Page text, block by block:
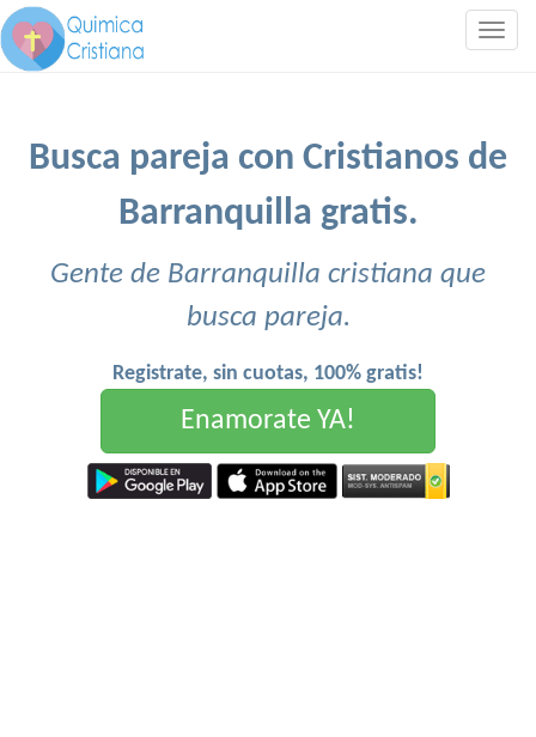
Busca pareja con Cristianos de
Barranquilla gratis.
Gente de Barranquilla cristiana que
busca pareja.
Registrate, sin cuotas, 100% gratis!
Enamorate YA!